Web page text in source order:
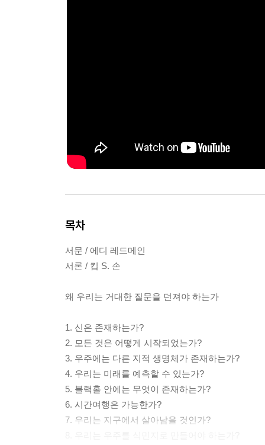
목차
서문 / 에디 레드메인
서론 / 킵 S. 손
왜 우리는 거대한 질문을 던져야 하는가
1. 신은 존재하는가?
2. 모든 것은 어떻게 시작되었는가?
3. 우주에는 다른 지적 생명체가 존재하는가?
4. 우리는 미래를 예측할 수 있는가?
5. 블랙홀 안에는 무엇이 존재하는가?
6. 시간여행은 가능한가?
7. 우리는 지구에서 살아남을 것인가?